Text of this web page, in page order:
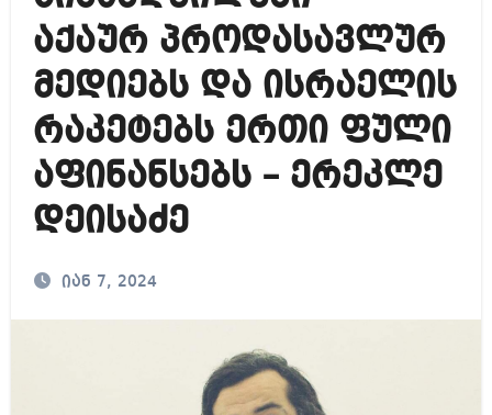
აქაურ პროდასავლურ
მედიებს და ისრაელის
რაკეტებს ერთი ფული
აფინანსებს – ერეკლე
დეისაძე
იან 7, 2024